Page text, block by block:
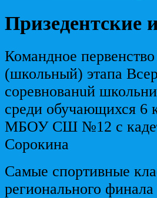
Призедентские
Командное
(школьный) этапа
соревнованuй
среди обучающихся 6
МБОУ СШ №12 с
Сорокина
Самые спортивные
регионального